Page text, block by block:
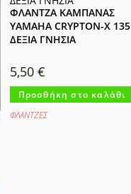
ΦΛΑΝΤΖΑ ΚΑΜΠΑΝΑΣ
YAMAHA CRYPTON-X 135
ΔΕΞΙΑ ΓΝΗΣΙΑ
5,50 €
Προσθήκη στο καλάθι
ΦΛΑΝΤΖΕΣ